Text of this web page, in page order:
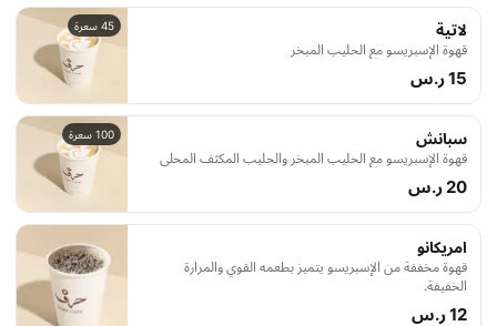
45 سعرة لاتية
قهوة الإسبريسو مع الحليب المبخر
15 ر.س
100 سعرة سبانش
قهوة الإسبريسو مع الحليب المبخر والحليب المكثف المحلى
20 ر.س
امريكانو
قهوة مخففة من الإسبريسو يتميز بطعمه القوي والمرارة
الخفيفة.
12 ر.س